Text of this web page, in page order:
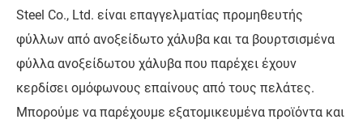
Steel Co., Ltd. είναι επαγγελματίας προμηθευτής
φύλλων από ανοξείδωτο χάλυβα και τα βουρτσισμένα
φύλλα ανοξείδωτου χάλυβα που παρέχει έχουν
κερδίσει ομόφωνους επαίνους από τους πελάτες.
Μπορούμε να παρέχουμε εξατομικευμένα προϊόντα και